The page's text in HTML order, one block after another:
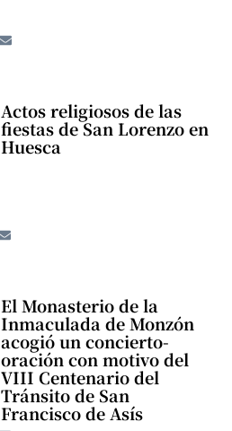
Actos religiosos de las
fiestas de San Lorenzo en
Huesca
El Monasterio de la
Inmaculada de Monzón
acogió un concierto-
oración con motivo del
VIII Centenario del
Tránsito de San
Francisco de Asís